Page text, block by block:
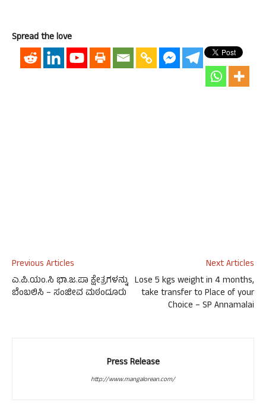
Spread the love
Previous Articles
ಎ.ಪಿ.ಯಂ.ಸಿ ಭಾ.ಜ.ಪಾ ಕ್ಷೇತ್ರಗಳನ್ನು
ಬೆಂಬಲಿಸಿ – ಸಂಜೀವ ಮಠಂದೂರು
Next Articles
Lose 5 kgs weight in 4 months,
take transfer to Place of your
Choice – SP Annamalai
Press Release
http://www.mangalorean.com/